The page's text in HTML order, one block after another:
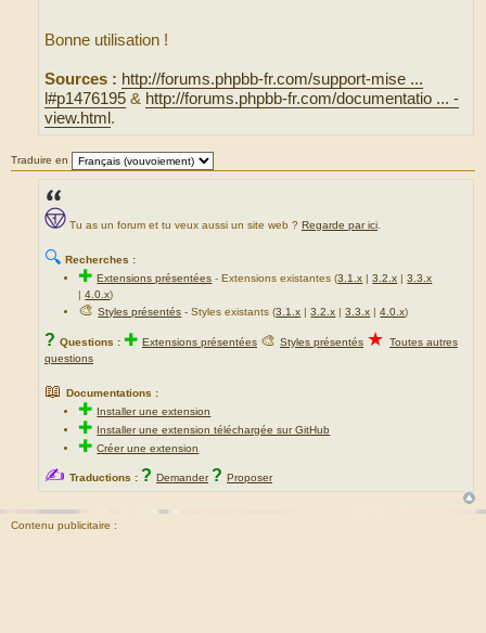
Bonne utilisation !
Sources : http://forums.phpbb-fr.com/support-mise ...
l#p1476195 & http://forums.phpbb-fr.com/documentatio ... -
view.html .
Traduire en
Tu as un forum et tu veux aussi un site web ? Regarde par ici.
🔍 Recherches :
✚Extensions présentées -Extensions existantes (3.1.x |3.2.x |3.3.x
|4.0.x)
🎨Styles présentés - Styles existants (3.1.x |3.2.x |3.3.x |4.0.x)
? Questions : ✚ Extensions présentées 🎨 Styles présentés ★ Toutes autres
questions
📖 Documentations :
✚ Installer une extension
✚ Installer une extension téléchargée sur GitHub
✚Créer une extension
✍ Traductions : ? Demander ? Proposer
Contenu publicitaire :